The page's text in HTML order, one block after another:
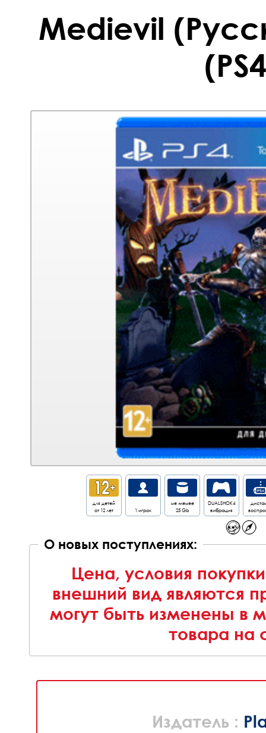
Medievil
для детей
от 12 лет
1 игрок
не менее
25 Gb
DUALSHOK4
вибрация
О новых поступлениях:
Цена, условия
внешний вид являются
могут быть изменены в
товара на
Издатель :